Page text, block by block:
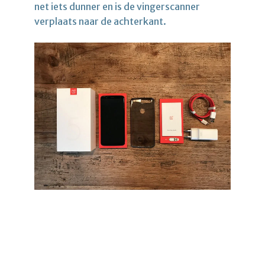
net iets dunner en is de vingerscanner
verplaats naar de achterkant.